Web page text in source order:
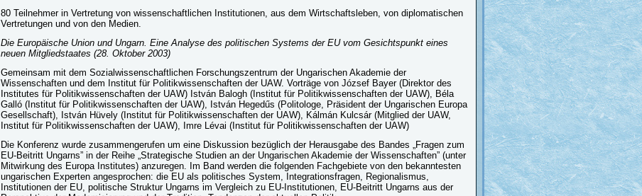
80 Teilnehmer in Vertretung von wissenschaftlichen Institutionen, aus dem Wirtschaftsleben, von diplomatischen
Vertretungen und von den Medien.
Die Europäische Union und Ungarn. Eine Analyse des politischen Systems der EU vom Gesichtspunkt eines
neuen Mitgliedstaates (28. Oktober 2003)
Gemeinsam mit dem Sozialwissenschaftlichen Forschungszentrum der Ungarischen Akademie der
Wissenschaften und dem Institut für Politikwissenschaften der UAW. Vorträge von József Bayer (Direktor des
Institutes für Politikwissenschaften der UAW) István Balogh (Institut für Politikwissenschaften der UAW), Béla
Galló (Institut für Politikwissenschaften der UAW), István Hegedűs (Politologe, Präsident der Ungarischen Europa
Gesellschaft), István Hüvely (Institut für Politikwissenschaften der UAW), Kálmán Kulcsár (Mitglied der UAW,
Institut für Politikwissenschaften der UAW), Imre Lévai (Institut für Politikwissenschaften der UAW)
Die Konferenz wurde zusammengerufen um eine Diskussion bezüglich der Herausgabe des Bandes „Fragen zum
EU-Beitritt Ungarns” in der Reihe „Strategische Studien an der Ungarischen Akademie der Wissenschaften” (unter
Mitwirkung des Europa Institutes) anzuregen. Im Band werden die folgenden Fachgebiete von den bekanntesten
ungarischen Experten angesprochen: die EU als politisches System, Integrationsfragen, Regionalismus,
Institutionen der EU, politische Struktur Ungarns im Vergleich zu EU-Institutionen, EU-Beitritt Ungarns aus der